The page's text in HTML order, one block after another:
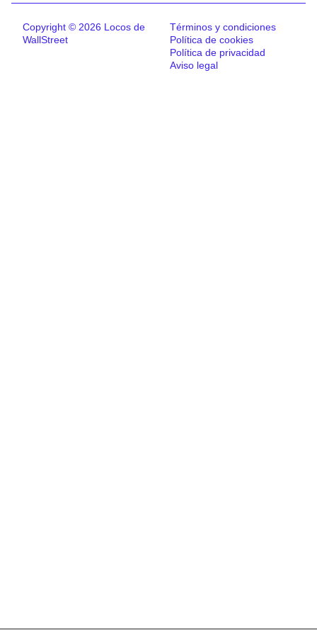
Copyright © 2026 Locos de
WallStreet
Términos y condiciones
Política de cookies
Política de privacidad
Aviso legal